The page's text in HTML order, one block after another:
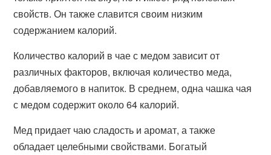
свойств. Он также славится своим низким
содержанием калорий.
Количество калорий в чае с медом зависит от
различных факторов, включая количество меда,
добавляемого в напиток. В среднем, одна чашка чая
с медом содержит около 64 калорий.
Мед придает чаю сладость и аромат, а также
обладает целебными свойствами. Богатый